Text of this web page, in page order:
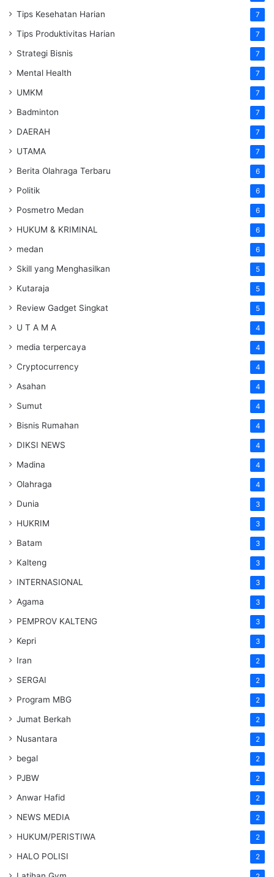
Tips Kesehatan Harian 7
Tips Produktivitas Harian 7
Strategi Bisnis 7
Mental Health 7
UMKM 7
Badminton 7
DAERAH 7
UTAMA 7
Berita Olahraga Terbaru 6
Politik 6
Posmetro Medan 6
HUKUM & KRIMINAL 6
medan 6
Skill yang Menghasilkan 5
Kutaraja 5
Review Gadget Singkat 5
U T A M A 4
media terpercaya 4
Cryptocurrency 4
Asahan 4
Sumut 4
Bisnis Rumahan 4
DIKSI NEWS 4
Madina 4
Olahraga 4
Dunia 3
HUKRIM 3
Batam 3
Kalteng 3
INTERNASIONAL 3
Agama 3
PEMPROV KALTENG 3
Kepri 3
Iran 2
SERGAI 2
Program MBG 2
Jumat Berkah 2
Nusantara 2
begal 2
PJBW 2
Anwar Hafid 2
NEWS MEDIA 2
HUKUM/PERISTIWA 2
HALO POLISI 2